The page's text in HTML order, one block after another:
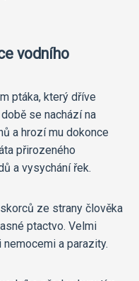
vodního
ptáka, který dříve
se nachází na
a hrozí mu dokonce
přirozeného
a vysychání řek.
ze strany člověka
ptactvo. Velmi
a parazity.